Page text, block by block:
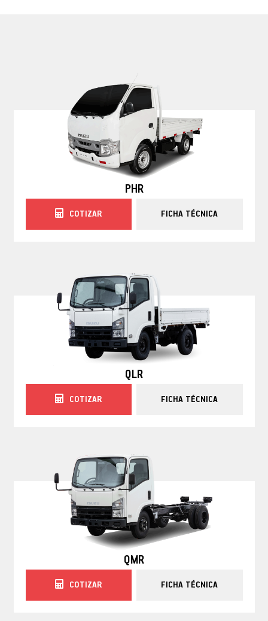
PHR
COTIZAR FICHA TÉCNICA
QLR
COTIZAR FICHA TÉCNICA
QMR
COTIZAR FICHA TÉCNICA